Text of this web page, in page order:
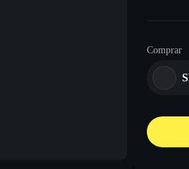
Comprar